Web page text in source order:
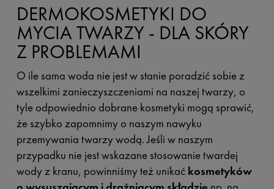
DERMOKOSMETYKI DO
MYCIA TWARZY - DLA SKÓRY
Z PROBLEMAMI
O ile sama woda nie jest w stanie poradzić sobie z
wszelkimi zanieczyszczeniami na naszej twarzy, o
tyle odpowiednio dobrane kosmetyki mogą sprawić,
że szybko zapomnimy o naszym nawyku
przemywania twarzy wodą. Jeśli w naszym
przypadku nie jest wskazane stosowanie twardej
wody z kranu, powinniśmy też unikać kosmetyków